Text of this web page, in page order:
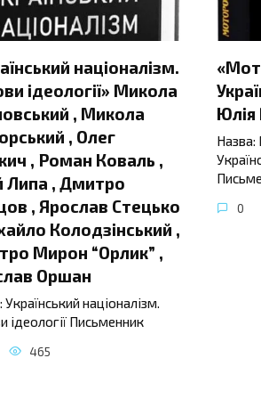
націоналізм.
ідеології» Микола
, Микола
, Олег
, Роман Коваль ,
Липа , Дмитро
, Ярослав Стецько
Колодзінський ,
Мирон “Орлик” ,
Оршан
Український націоналізм.
ідеології Письменник
465
Назва:
0